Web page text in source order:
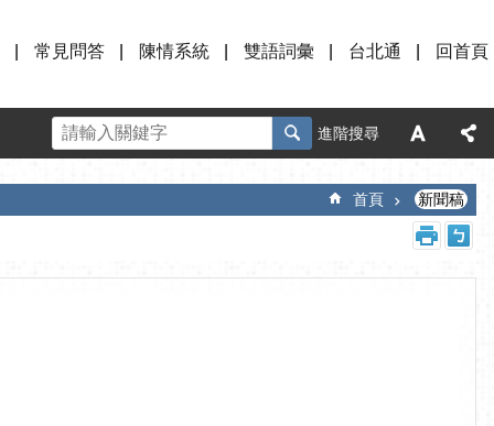
常見問答 陳情系統 雙語詞彙 台北通 回首頁
進階搜尋
首頁 新聞稿